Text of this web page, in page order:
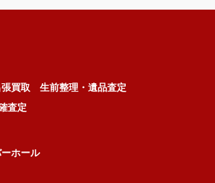
買取
生前整理・遺品査定
査定
ホール